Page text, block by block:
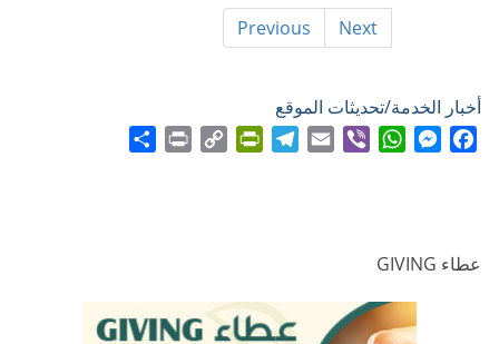
Previous Next
أخبار الخدمة/تحديثات الموقع
عطاء GIVING